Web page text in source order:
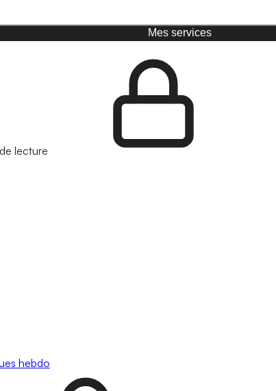
Mes services
lecture
hebdo